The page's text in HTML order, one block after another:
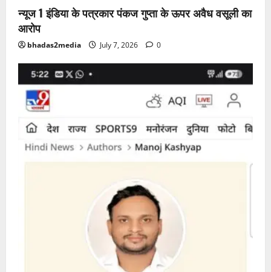
न्यूज 1 इंडिया के पत्रकार पंकज गुप्ता के ऊपर अवैध वसूली का
आरोप
bhadas2media July 7, 2026 0